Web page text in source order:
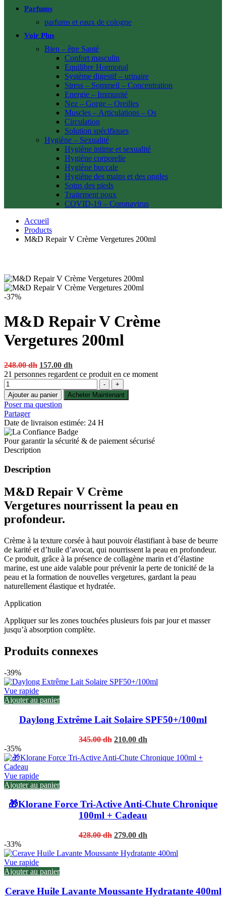
Parfums
parfums et eaux de cologne
Voir Plus
Bien – être Santé
Confort masculin
Equilibre Hormonal
Système digestif – urinaire
Stress – Sommeil – Concentration
Energie – Immunité
Nez – Gorge – Oreilles
Muscles – Articulations – Os
Circulation
Solution spécifiques
Hygiène – Sexualité
Hygiène intime et sexualité
Hygiène corporelle
Hygiène buccale
Hygiène des mains et des ongles
Soins des pieds
Traitement poux
COVID-19 – Coronavirus
Accueil
Products
M&D Repair V Crème Vergetures 200ml
-37%
M&D Repair V Crème
Vergetures 200ml
248.00dh Original
price
248.00 dh.
157.00 dh
price
157.00 dh.
21 personnes regardent ce produit en ce moment
Quantité
-
+
Ajouter au panier
Acheter Maintenant
Poser ma question
Partager
Date de livraison estimée: 24 H
Pour garantir la sécurité & de paiement sécurisé
Description
Description
M&D Repair V Crème
Vergetures nourrissent la peau en
profondeur.
Crème à la texture corsée à haut pouvoir élastifiant à base de beurre
de karité et d’huile d’avocat, qui nourrissent la peau en profondeur.
Ce produit, grâce à la présence de collagène marin et d’élastine
marine, est une aide valable pour prévenir la perte de tonicité de la
peau et la formation de nouvelles vergetures, gardant la peau
naturellement élastique et hydratée.
Application
Appliquer sur les zones touchées plusieurs fois par jour et masser
jusqu’à absorption complète.
Produits connexes
-39%
Vue rapide
Ajouter au panier
Daylong Extrême Lait Solaire SPF50+/100ml
345.00dh Original
was:
210.00 dh
is:
-35%
Vue rapide
Ajouter au panier
🎁Klorane Force Tri-Active Anti-Chute Chronique
100ml + Cadeau
428.00dh Original
was:
279.00 dh
is:
-33%
Vue rapide
Ajouter au panier
Cerave Huile Lavante Moussante Hydratante 400ml